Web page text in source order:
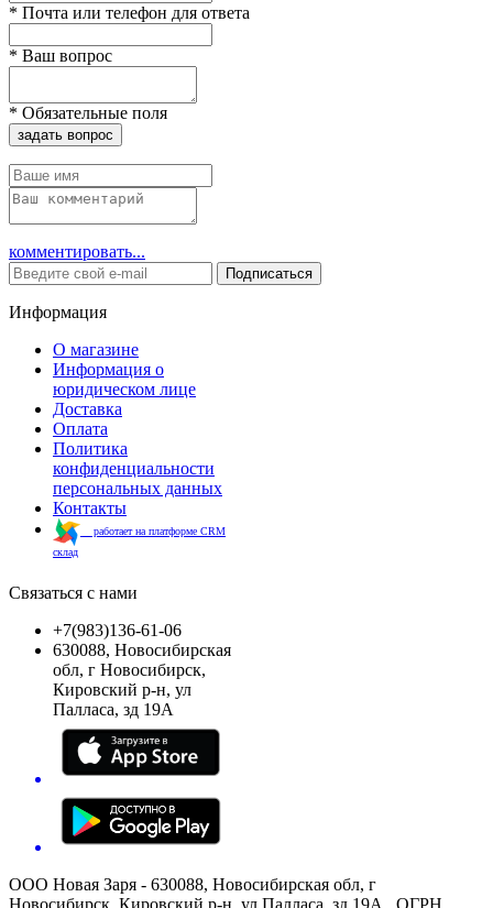
* Почта или телефон для ответа
* Ваш вопрос
* Обязательные поля
задать вопрос
комментировать...
Подписаться
Информация
О магазине
Информация о
юридическом лице
Доставка
Оплата
Политика
конфиденциальности
персональных данных
Контакты
работает на платформе CRM
склад
Связаться с нами
+7(983)136-61-06
630088, Новосибирская
обл, г Новосибирск,
Кировский р-н, ул
Палласа, зд 19А
ООО Новая Заря - 630088, Новосибирская обл, г